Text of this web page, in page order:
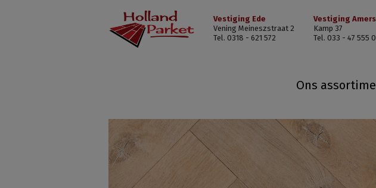
Vestiging Ede
Vening Meineszstraat 2
Tel. 0318 - 621 572
Vestiging
Kamp 37
Tel. 033 - 47 555
Ons